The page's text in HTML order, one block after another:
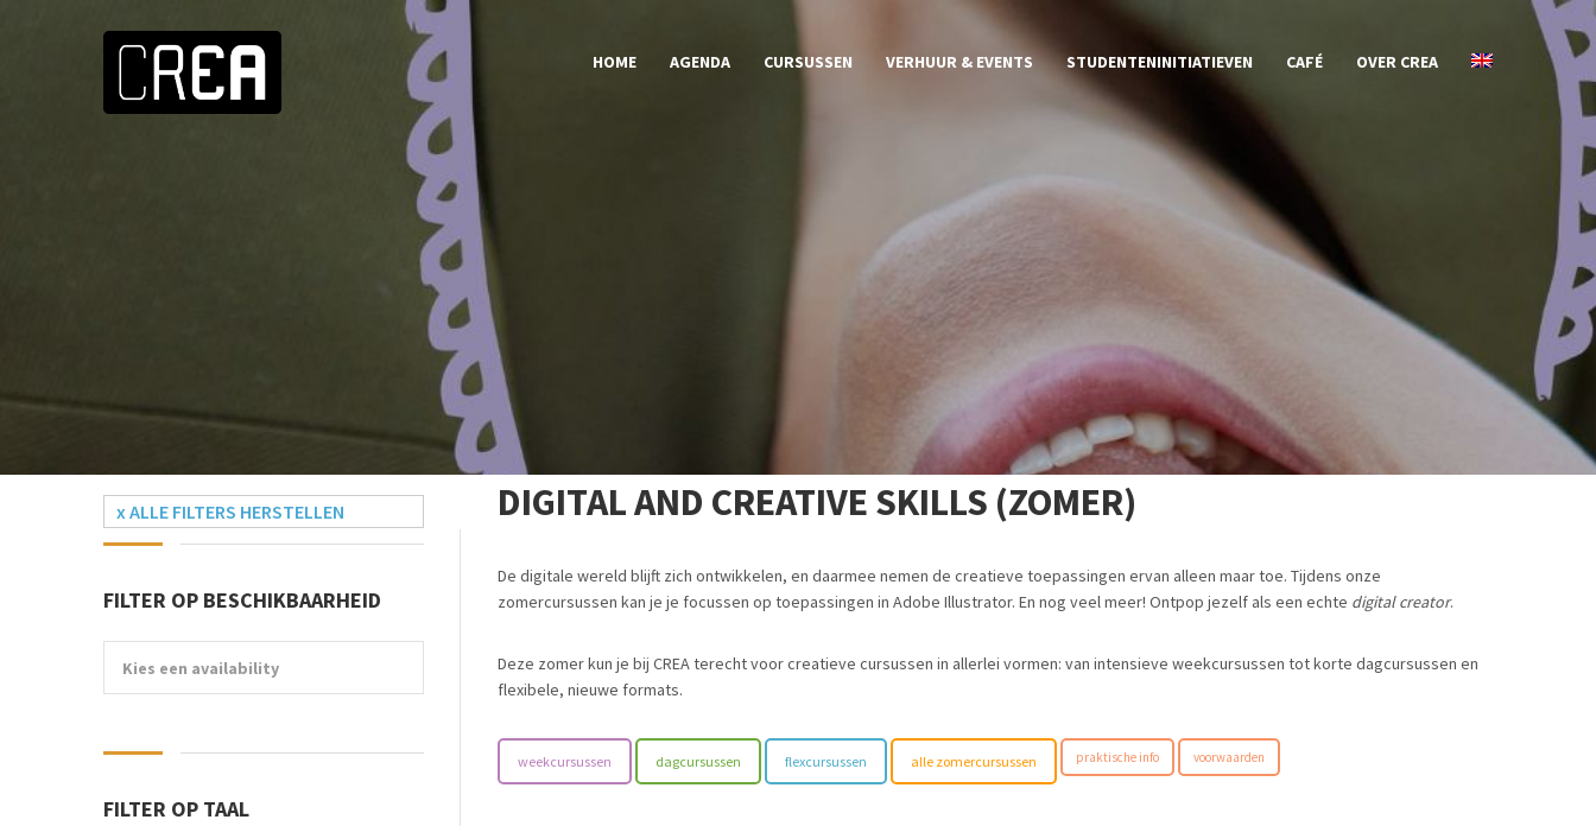
HOME AGENDA CURSUSSEN VERHUUR & EVENTS STUDENTENINITIATIEVEN CAFÉ OVER CREA
DIGITAL AND CREATIVE SKILLS (ZOMER)
De digitale wereld blijft zich ontwikkelen, en daarmee nemen de creatieve toepassingen ervan alleen maar toe. Tijdens onze
zomercursussen kan je je focussen op toepassingen in Adobe Illustrator. En nog veel meer! Ontpop jezelf als een echte digital creator.
Deze zomer kun je bij CREA terecht voor creatieve cursussen in allerlei vormen: van intensieve weekcursussen tot korte dagcursussen en
flexibele, nieuwe formats.
weekcursussen dagcursussen flexcursussen alle zomercursussen praktische info voorwaarden
x ALLE FILTERS HERSTELLEN
FILTER OP BESCHIKBAARHEID
Kies een availability
FILTER OP TAAL